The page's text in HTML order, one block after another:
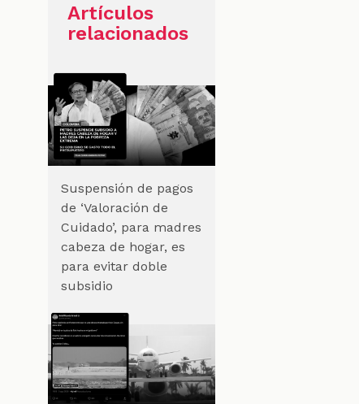
Artículos
relacionados
Suspensión de pagos
de ‘Valoración de
Cuidado’, para madres
cabeza de hogar, es
para evitar doble
subsidio